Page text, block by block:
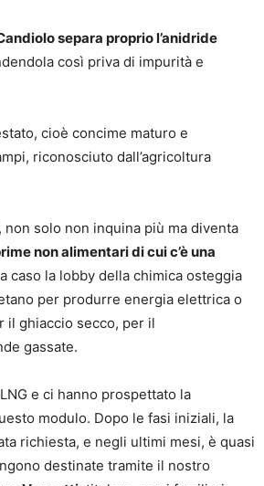
separa proprio l’anidride
così priva di impurità e
cioè concime maturo e
riconosciuto dall’agricoltura
non solo non inquina più ma diventa
non alimentari di cui c’è una
caso la lobby della chimica osteggia
per produrre energia elettrica o
il ghiaccio secco, per il
gassate.
e ci hanno prospettato la
modulo. Dopo le fasi iniziali, la
richiesta, e negli ultimi mesi, è quasi
destinate tramite il nostro